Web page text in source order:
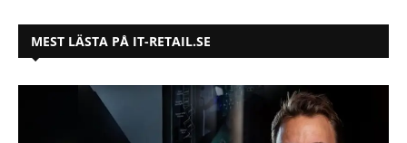
MEST LÄSTA PÅ IT-RETAIL.SE